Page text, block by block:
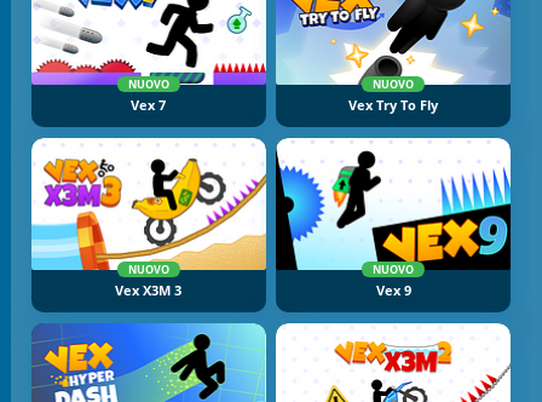
NUOVO
Vex 7
NUOVO
Vex Try To Fly
NUOVO
Vex X3M 3
NUOVO
Vex 9